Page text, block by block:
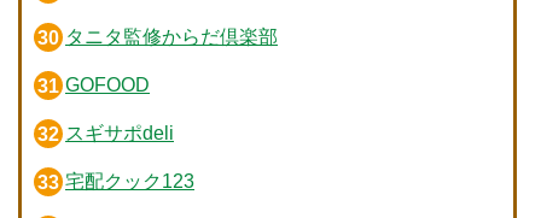
タニタ監修からだ倶楽部
GOFOOD
スギサポdeli
宅配クック123